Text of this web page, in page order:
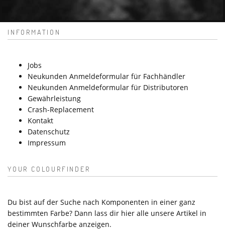
INFORMATION
Jobs
Neukunden Anmeldeformular für Fachhändler
Neukunden Anmeldeformular für Distributoren
Gewährleistung
Crash-Replacement
Kontakt
Datenschutz
Impressum
YOUR COLOURFINDER
Du bist auf der Suche nach Komponenten in einer ganz
bestimmten Farbe? Dann lass dir hier alle unsere Artikel in
deiner Wunschfarbe anzeigen.